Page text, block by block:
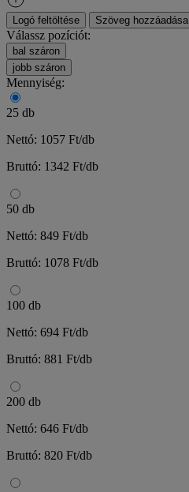
Logó feltöltése Szöveg hozzáadása
Válassz pozíciót:
bal száron
jobb száron
Mennyiség:
25 db
Nettó: 1057 Ft/db
Bruttó: 1342 Ft/db
50 db
Nettó: 849 Ft/db
Bruttó: 1078 Ft/db
100 db
Nettó: 694 Ft/db
Bruttó: 881 Ft/db
200 db
Nettó: 646 Ft/db
Bruttó: 820 Ft/db